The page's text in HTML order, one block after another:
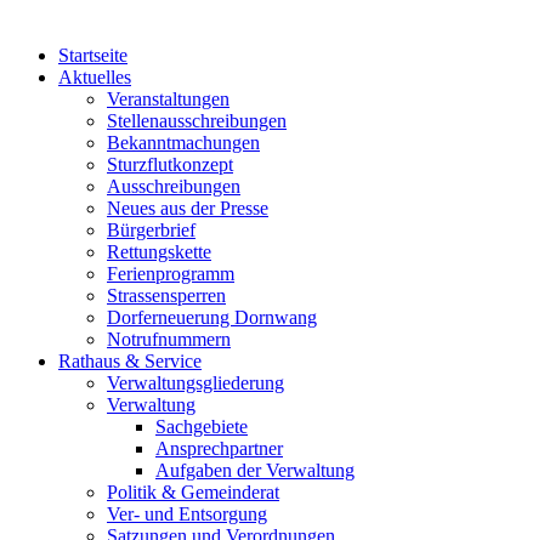
Startseite
Aktuelles
Veranstaltungen
Stellenausschreibungen
Bekanntmachungen
Sturzflutkonzept
Ausschreibungen
Neues aus der Presse
Bürgerbrief
Rettungskette
Ferienprogramm
Strassensperren
Dorferneuerung Dornwang
Notrufnummern
Rathaus & Service
Verwaltungsgliederung
Verwaltung
Sachgebiete
Ansprechpartner
Aufgaben der Verwaltung
Politik & Gemeinderat
Ver- und Entsorgung
Satzungen und Verordnungen